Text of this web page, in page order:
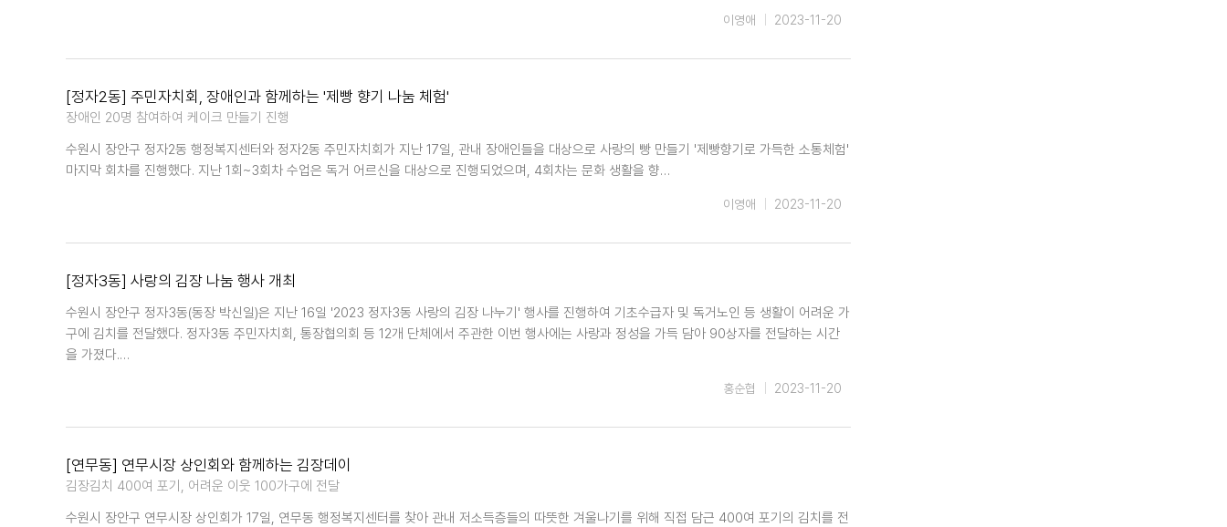
2023-11-20
이영애
[정자2동] 주민자치회, 장애인과 함께하는 '제빵 향기 나눔 체험'
장애인 20명 참여하여 케이크 만들기 진행
수원시 장안구 정자2동 행정복지센터와 정자2동 주민자치회가 지난 17일, 관내 장애인들을 대상으로 사랑의 빵 만들기 '제빵향기로 가득한 소통체험'
마지막 회차를 진행했다. 지난 1회~3회차 수업은 독거 어르신을 대상으로 진행되었으며, 4회차는 문화 생활을 향…
2023-11-20
이영애
[정자3동] 사랑의 김장 나눔 행사 개최
수원시 장안구 정자3동(동장 박신일)은 지난 16일 '2023 정자3동 사랑의 김장 나누기' 행사를 진행하여 기초수급자 및 독거노인 등 생활이 어려운 가
구에 김치를 전달했다. 정자3동 주민자치회, 통장협의회 등 12개 단체에서 주관한 이번 행사에는 사랑과 정성을 가득 담아 90상자를 전달하는 시간
을 가졌다.…
2023-11-20
홍순협
[연무동] 연무시장 상인회와 함께하는 김장데이
김장김치 400여 포기, 어려운 이웃 100가구에 전달
수원시 장안구 연무시장 상인회가 17일, 연무동 행정복지센터를 찾아 관내 저소득층들의 따뜻한 겨울나기를 위해 직접 담근 400여 포기의 김치를 전